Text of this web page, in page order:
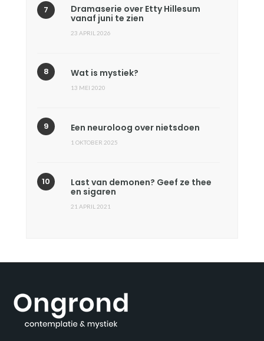
Dramaserie over Etty Hillesum
vanaf juni te zien
23 APRIL 2026
Wat is mystiek?
13 MEI 2020
Een neuroloog over nietsdoen
1 OKTOBER 2025
Last van demonen? Geef ze thee
en sigaren
21 APRIL 2021